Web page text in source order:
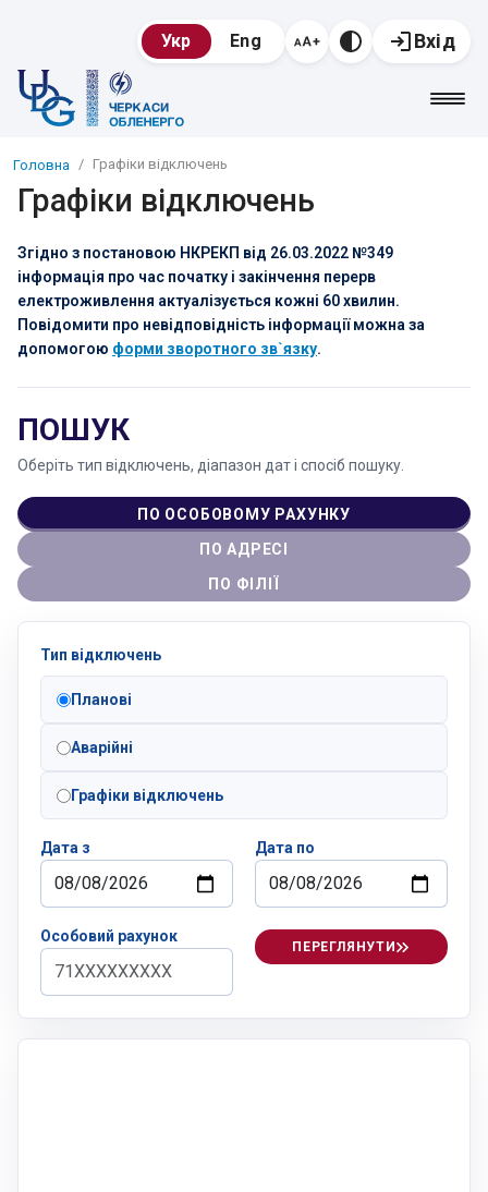
Укр Eng Вхід
Головна Графіки відключень
Графіки відключень
Згідно з постановою НКРЕКП від 26.03.2022 №349
інформація про час початку і закінчення перерв
електроживлення актуалізується кожні 60 хвилин.
Повідомити про невідповідність інформації можна за
допомогою форми зворотного зв`язку.
ПОШУК
Оберіть тип відключень, діапазон дат і спосіб пошуку.
ПО ОСОБОВОМУ РАХУНКУ
ПО АДРЕСІ
ПО ФІЛІЇ
Тип відключень
Планові
Аварійні
Графіки відключень
Дата з Дата по
Особовий рахунок
ПЕРЕГЛЯНУТИ